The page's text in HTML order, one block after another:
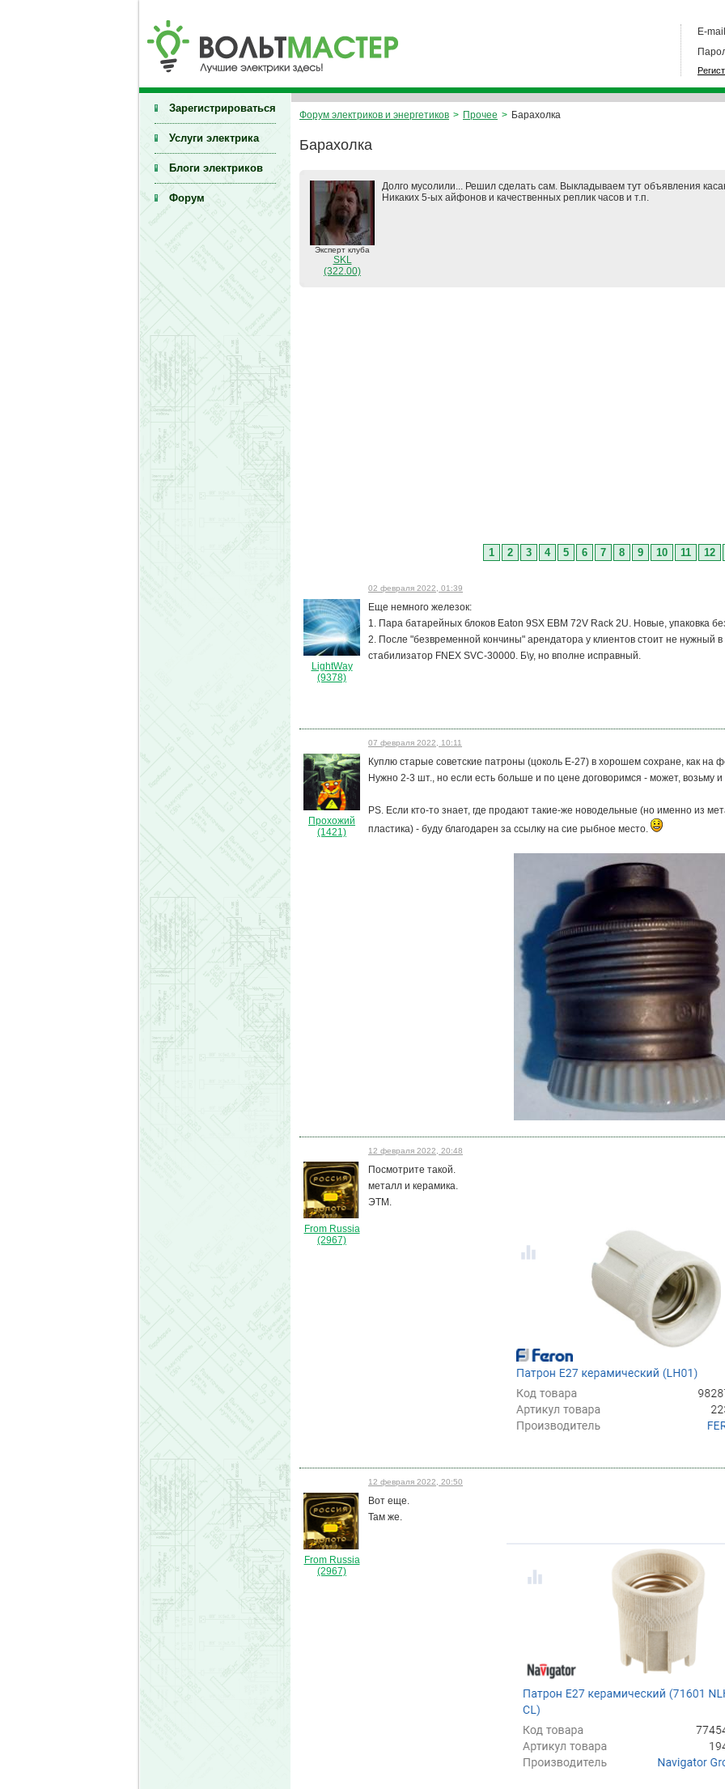
E-
Зарегистрироваться
Услуги электрика
Блоги электриков
Форум
Форум электриков и энергетиков > Прочее > Барахолка
Барахолка
Эксперт клуба
SKL
(322.00)
Долго мусолили... Решил сделать сам. Выкладываем тут объявления
Никаких 5-ых айфонов и качественных реплик часов и т.п.
1 2 3 4 5 6 7 8 9 10 11 12
LightWay
(9378)
02 февраля 2022, 01:39
Еще немного железок:
1. Пара батарейных блоков Eaton 9SX EBM 72V Rack 2U. Новые, упаковка
2. После "безвременной кончины" арендатора у клиентов стоит не нужный
стабилизатор FNEX SVC-30000. Б\у, но вполне исправный.
Прохожий
(1421)
07 февраля 2022, 10:11
Куплю старые советские патроны (цоколь Е-27) в хорошем сохране, как на
Нужно 2-3 шт., но если есть больше и по цене договоримся - может, возьму
PS. Если кто-то знает, где продают такие-же новодельные (но именно из
пластика) - буду благодарен за ссылку на сие рыбное место.
From Russia
(2967)
12 февраля 2022, 20:48
Посмотрите такой.
металл и керамика.
ЭТМ.
From Russia
(2967)
12 февраля 2022, 20:50
Вот еще.
Там же.